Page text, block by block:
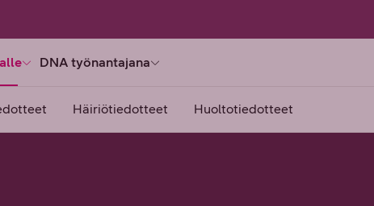
DNA työnantajana
Häiriötiedotteet Huoltotiedotteet